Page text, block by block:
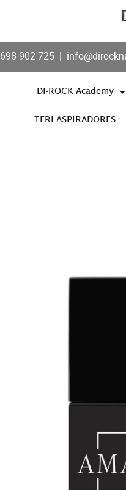
698 902 725 |
DI-ROCK Academy
TERI ASPIRADORES